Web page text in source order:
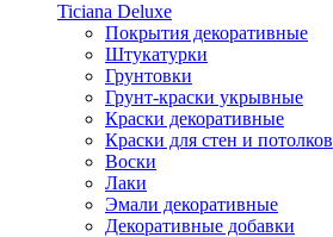
Ticiana Deluxe
Покрытия декоративные
Штукатурки
Грунтовки
Грунт-краски укрывные
Краски декоративные
Краски для стен и потолков
Воски
Лаки
Эмали декоративные
Декоративные добавки